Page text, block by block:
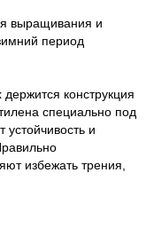
выращивания и
период
конструкция
специально под
устойчивость и
избежать трения,